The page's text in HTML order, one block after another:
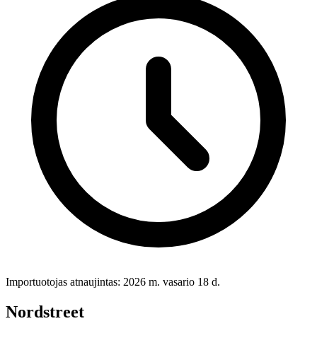
Importuotojas atnaujintas: 2026 m. vasario 18 d.
Nordstreet